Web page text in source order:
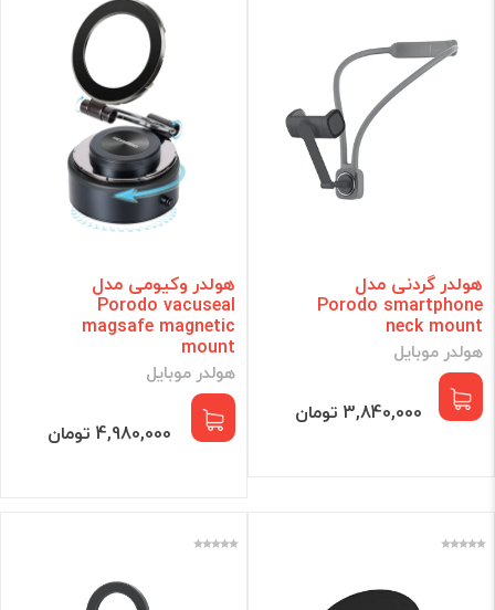
هولدر گردنی مدل
Porodo smartphone
neck mount
هولدر موبایل
3,840,000 تومان
هولدر وکیومی مدل
Porodo vacuseal
magsafe magnetic
mount
هولدر موبایل
4,980,000 تومان